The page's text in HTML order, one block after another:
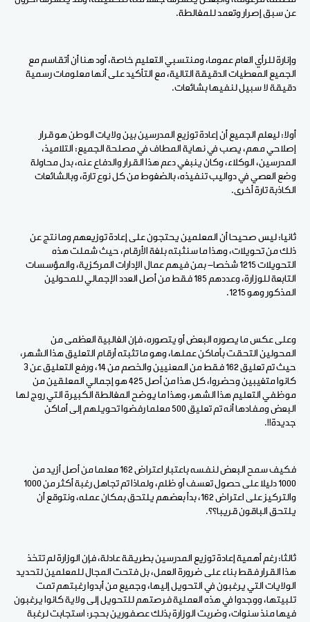
عن سبق إصرار وتعمد للمغالطة.
وإنارة للرأي العام عموما، ومنتسبي التعليم خاصة، أود هنا أن أتقاسم مع
الجميع المعطيات الدقيقة التالية، مع التأكيد على أنها معلومات رسمية
دقيقة لا سبيل لنفيها بشائعات.
أولا: ليعلم الجميع أن إعادة توزيع المدرسين بين ولايات الوطن هو قرار
إصلاحي مهم، يصب في نهاية المطاف في مصلحة الجميع: التلاميذ،
المدرسين، الوكلاء، وكان ينبغي دعم هذا القرار والدفاع عنه، بدل محاولة
وضع العصي في دواليب تنفيذه، بالضغوط من كل نوع تارة، وبالشائعات
الكاذبة تارة أخرى.
ثانيا: ليس صحيحا أن المعلمين يحتجون على إعادة توزيعهم وما نتج عن
ذلك من تحويلات، وهذا ما سنثبته بلغة الأرقام، حيث شملت هذه
التحويلات 1215 شخصا- بمن فيهم عمال الإدارات المركزية، والمؤسسات
التابعة للوزارة، وعددهم 185 فقط من أصل العدد الإجمالي للمحولين
المذكور وهو 1215.
وعلى عكس ما يصوره البعض أو يتصوره، فإن الغالبية العظمى من
المحولين التحقت بأماكن عملها، وهو ما تثبته أرقام التعليق هذا الشهر،
حيث تم تعليق 162 فقط من المعنيين والخصم من 14، ورفع التعليق عن 3
كانوا متغيبين وحضروا، كل هذا من أصل 425 هو إجمالي المعلقين من
موظفي التعليم هذا الشهر، وهذا ما يوضح المغالطة الكبيرة التي روج لها
البعض ومفادها أنه تم تعليق 500 معلما رفضوا تحويلهم إلى أماكن
جديدة!!.
فكيف سمح البعض لنفسه باعتبار اعتراض 162 معلما من أصل أزيد من
1000 دليلا على حصول تعسف أو ظلم، ولماذا تم تجاهل رغبة أكثر من 1000
والتركيز على اعتراض 162، بدأ بعضهم يلتحق بمكان عمله، ونتوقع أن
يلتحق الباقون قريبا؟؟.
ثالثا: رغم أهمية إعادة توزيع المدرسين بطريقة عادلة، فإن الوزارة لم تتخذ
هذا القرار فقط بناء على ضرورة العمل، بل فتحت المجال للمعلمين لتحديد
الولايات التي يرغبون في التحويل إليها، وجميع من أبدوا رغبتهم تمت
تلبيتها، ووجدوا في هذه العملية فرصتهم للتحويل إلى ولاية كانوا يرغبون
فيها منذ سنوات، وضربت الوزارة بذلك عصفورين بحجر: استجابت لرغبة